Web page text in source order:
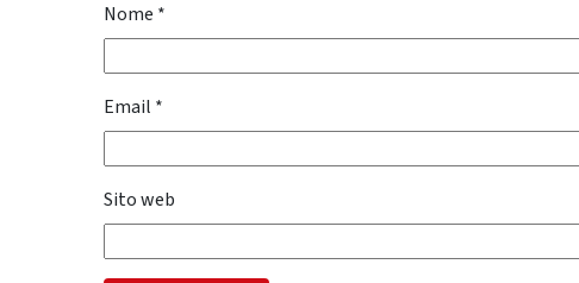
Nome *
Email *
Sito web